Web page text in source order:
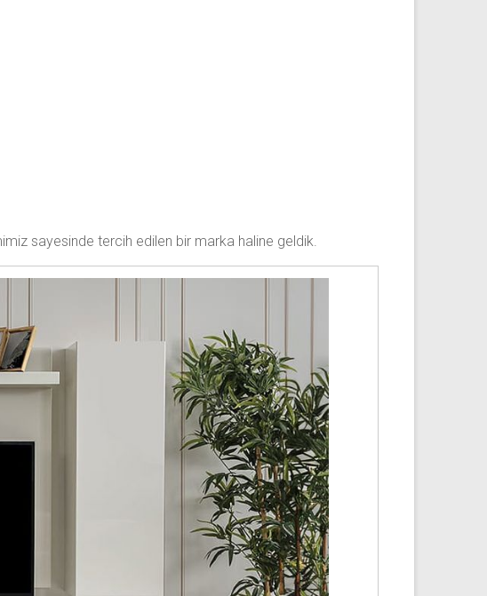
sayesinde tercih edilen bir marka haline geldik.